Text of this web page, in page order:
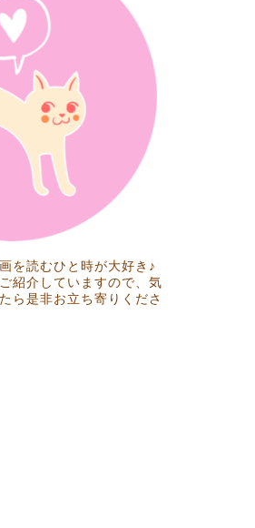
を読むひと時が大好き♪
紹介していますので、気
ら是非お立ち寄りくださ